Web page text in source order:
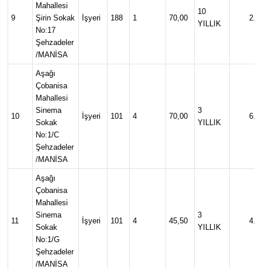
9
Mahallesi
Şirin Sokak
No:17
Şehzadeler
/MANİSA
İşyeri 188 1 70,00
10
YILLIK
10
Aşağı
Çobanisa
Mahallesi
Sinema
Sokak
No:1/C
Şehzadeler
/MANİSA
İşyeri 101 4 70,00
3
YILLIK
11
Aşağı
Çobanisa
Mahallesi
Sinema
Sokak
No:1/G
Şehzadeler
/MANİSA
İşyeri 101 4 45,50
3
YILLIK